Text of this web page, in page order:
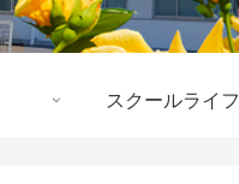
スクールライフ